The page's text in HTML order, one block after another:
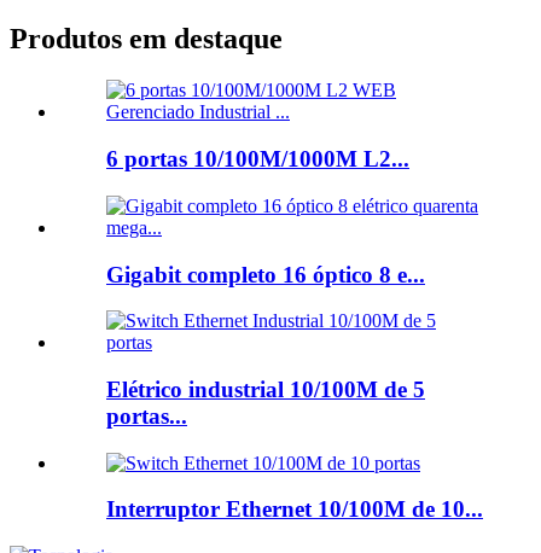
Produtos em destaque
6 portas 10/100M/1000M L2...
Gigabit completo 16 óptico 8 e...
Elétrico industrial 10/100M de 5
portas...
Interruptor Ethernet 10/100M de 10...